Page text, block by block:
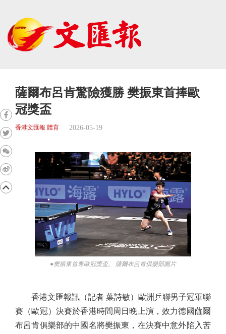
薩爾布呂肯驚險獲勝 樊振東首捧歐
冠獎盃
香港文匯報 體育 2026-05-19
●樊振東首奪歐冠獎盃。 薩爾布呂肯俱樂部圖片
香港文匯報訊（記者 葉詩敏）歐洲乒聯男子冠軍聯
賽（歐冠）決賽於香港時間周日晚上演，效力德國薩爾
布呂肯俱樂部的中國名將樊振東，在決賽中意外陷入苦